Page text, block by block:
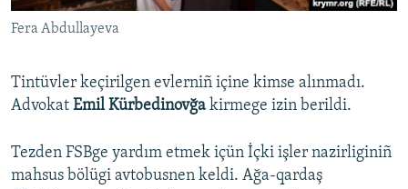
Fera Abdullayeva
Tintüvler keçirilgen evlerniñ içine kimse alınmadı.
Advokat Emil Kürbedinovğa kirmege izin berildi.
Tezden FSBge yardım etmek içün İçki işler nazirliginiñ
mahsus bölügi avtobusnen keldi. Ağa-qardaş